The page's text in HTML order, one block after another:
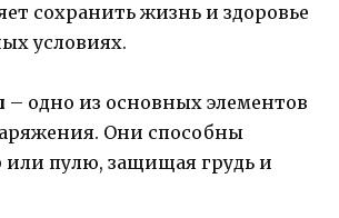
сохранить жизнь и здоровье
условиях.
– одно из основных элементов
Они способны
или пулю, защищая грудь и